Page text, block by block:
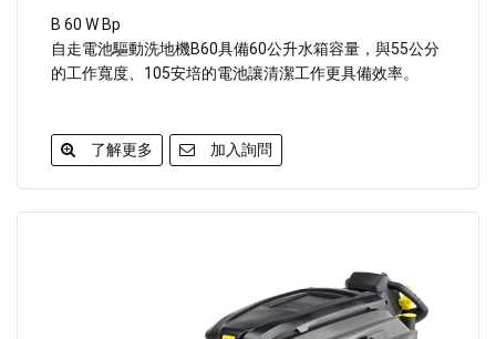
B 60 W Bp
自走電池驅動洗地機B60具備60公升水箱容量，與55公分
的工作寬度、105安培的電池讓清潔工作更具備效率。
了解更多 加入詢問